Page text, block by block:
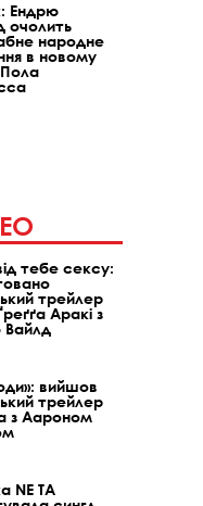
Ендрю
очолить
народне
в новому
тебе сексу:
трейлер
Аракі з
Вайлд
вийшов
трейлер
з Аароном
NE TA